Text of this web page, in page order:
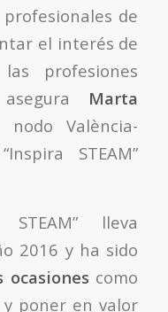
de
el interés de
profesiones
Marta
València-
STEAM”
lleva
2016 y ha sido
ocasiones como
poner en valor